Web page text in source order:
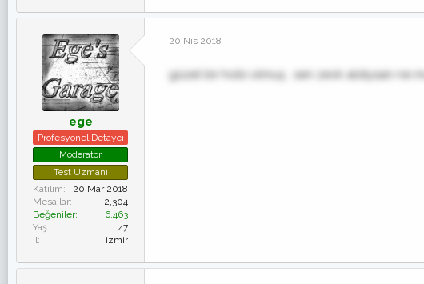
ege
Profesyonel Detaycı
Moderator
Test Uzmanı
Katılım
20 Mar 2018
Mesajlar
2,304
Beğeniler
6,463
Yaş
47
İl
izmir
20 Nis 2018
güzel bir hobi olmuş . sen zevk aldıysan ne